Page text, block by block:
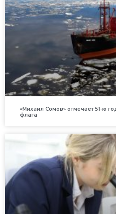
«Михаил Сомов» отмечает 51-ю
флага